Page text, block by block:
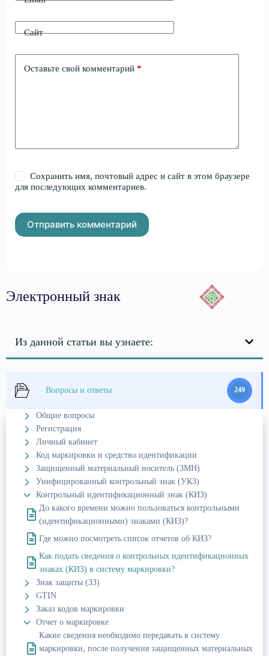
Сайт
Оставьте свой комментарий *
Сохранить имя, почтовый адрес и сайт в этом браузере
для последующих комментариев.
Отправить комментарий
Электронный знак
Из данной статьи вы узнаете:
Вопросы и ответы 249
Общие вопросы
Регистрация
Личный кабинет
Код маркировки и средство идентификации
Защищенный материальный носитель (ЗМН)
Унифицированный контрольный знак (УКЗ)
Контрольный идентификационный знак (КИЗ)
До какого времени можно пользоваться контрольными
(идентификационными) знаками (КИЗ)?
Где можно посмотреть список отчетов об КИЗ?
Как подать сведения о контрольных идентификационных
знаках (КИЗ) в систему маркировки?
Знак защиты (ЗЗ)
GTIN
Заказ кодов маркировки
Отчет о маркировке
Какие сведения необходимо передавать в систему
маркировки, после получения защищенных материальных